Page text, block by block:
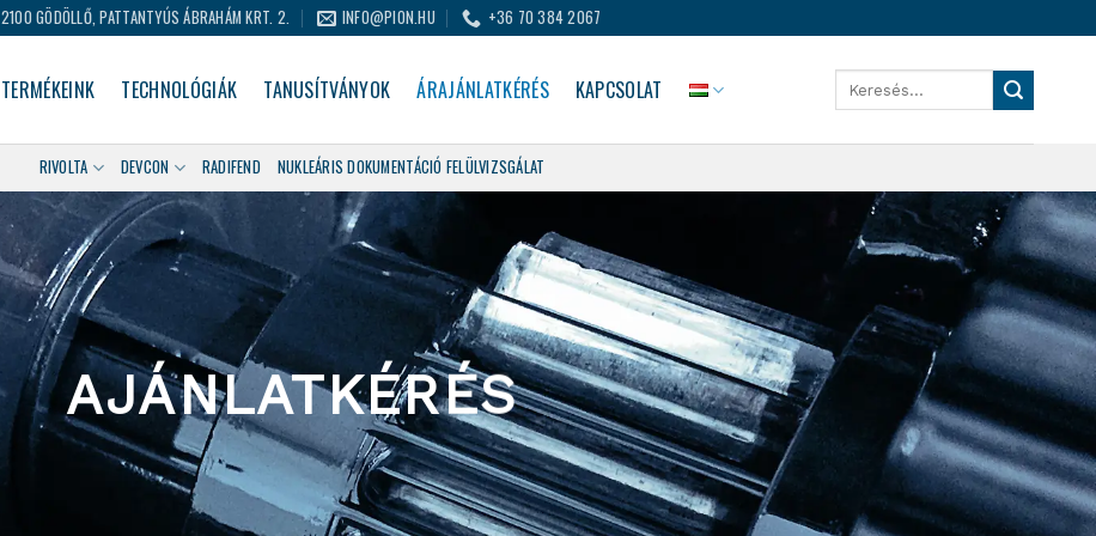
2100 GÖDÖLLŐ, PATTANTYÚS ÁBRAHÁM KRT. 2. INFO@PION.HU +36 70 384 2067
TERMÉKEINK TECHNOLÓGIÁK TANUSÍTVÁNYOK ÁRAJÁNLATKÉRÉS KAPCSOLAT
RIVOLTA DEVCON RADIFEND NUKLEÁRIS DOKUMENTÁCIÓ FELÜLVIZSGÁLAT
AJÁNLATKÉRÉS